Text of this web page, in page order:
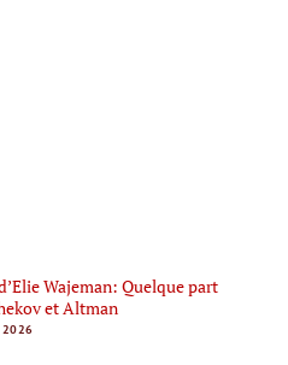
Wajeman: Quelque part
et Altman
2026